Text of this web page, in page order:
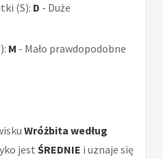
(S): D - Duże
M - Mało prawdopodobne
Wróżbita według
jest ŚREDNIE i uznaje się